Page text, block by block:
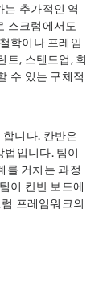
는 추가적인 역
스크럼에서도
학이나 프레임
트, 스탠드업, 회
수 있는 구체적
니다. 칸반은
법입니다. 팀이
를 거치는 과정
이 칸반 보드에
프레임워크의